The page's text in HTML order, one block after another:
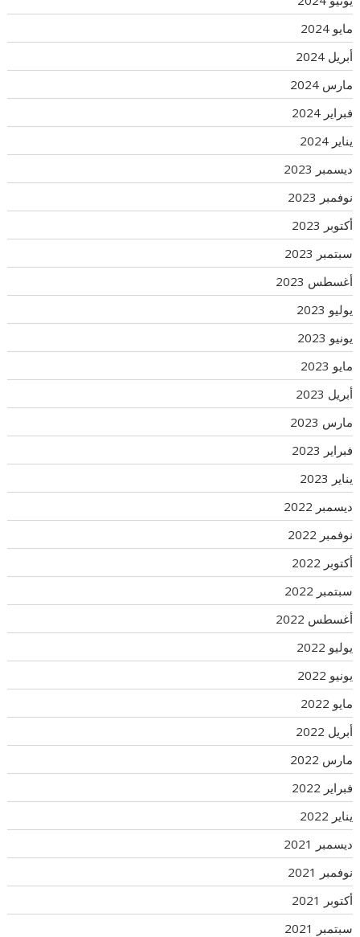
مايو 2024
أبريل 2024
مارس 2024
فبراير 2024
يناير 2024
ديسمبر 2023
نوفمبر 2023
أكتوبر 2023
سبتمبر 2023
أغسطس 2023
يوليو 2023
يونيو 2023
مايو 2023
أبريل 2023
مارس 2023
فبراير 2023
يناير 2023
ديسمبر 2022
نوفمبر 2022
أكتوبر 2022
سبتمبر 2022
أغسطس 2022
يوليو 2022
يونيو 2022
مايو 2022
أبريل 2022
مارس 2022
فبراير 2022
يناير 2022
ديسمبر 2021
نوفمبر 2021
أكتوبر 2021
سبتمبر 2021